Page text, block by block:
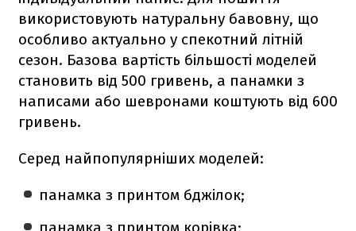
використовують натуральну бавовну, що
особливо актуально у спекотний літній
сезон. Базова вартість більшості моделей
становить від 500 гривень, а панамки з
написами або шевронами коштують від 600
гривень.
Серед найпопулярніших моделей:
панамка з принтом бджілок;
панамка з принтом корівка;